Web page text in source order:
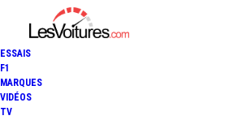
ESSAIS
F1
MARQUES
VIDÉOS
TV